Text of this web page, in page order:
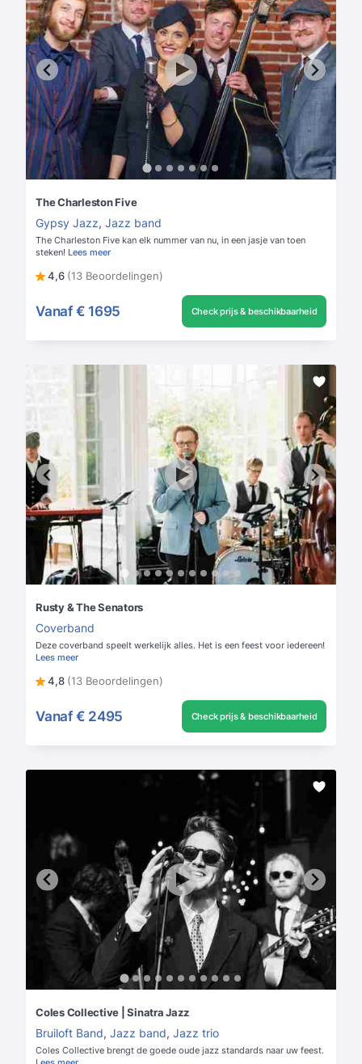
The Charleston Five
Gypsy Jazz, Jazz band
The Charleston Five kan elk nummer van nu, in een jasje van toen
steken! Lees meer
4,6 (13 Beoordelingen)
Vanaf € 1695 Check prijs & beschikbaarheid
Rusty & The Senators
Coverband
Deze coverband speelt werkelijk alles. Het is een feest voor iedereen!
Lees meer
4,8 (13 Beoordelingen)
Vanaf € 2495 Check prijs & beschikbaarheid
Coles Collective | Sinatra Jazz
Bruiloft Band, Jazz band, Jazz trio
Coles Collective brengt de goede oude jazz standards naar uw feest.